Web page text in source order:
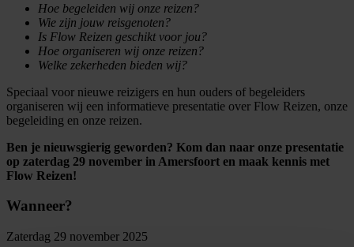
Hoe begeleiden wij onze reizen?
Wie zijn jouw reisgenoten?
Is Flow Reizen geschikt voor jou?
Hoe organiseren wij onze reizen?
Welke zekerheden bieden wij?
Speciaal voor nieuwe reizigers en hun ouders of begeleiders
organiseren wij een informatieve presentatie over Flow Reizen, onze
begeleiding en onze reizen.
Ben je nieuwsgierig geworden? Kom dan naar onze presentatie
op zaterdag 29 november in Amersfoort en maak kennis met
Flow Reizen!
Wanneer?
Zaterdag 29 november 2025